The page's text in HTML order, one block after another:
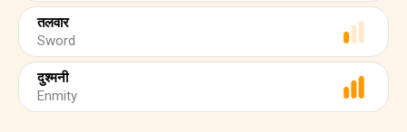
तलवार
Sword
दुश्मनी
Enmity